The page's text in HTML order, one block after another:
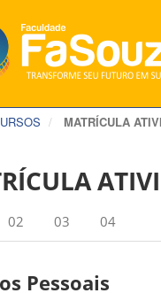
MATRÍCULA
02 03 04
Pessoais